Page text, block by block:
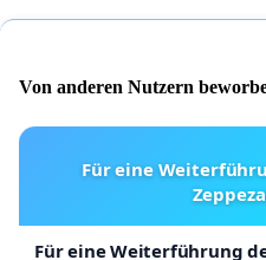
Von anderen Nutzern
Für eine
Für eine Weiterführung